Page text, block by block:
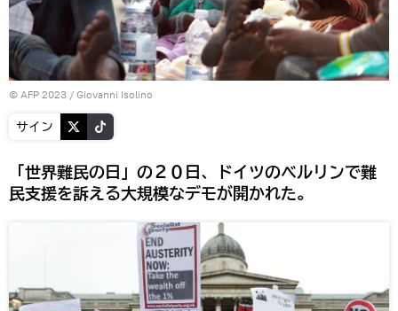
© AFP 2023 / Giovanni Isolino
サイン
「世界難民の日」の２０日、ドイツのベルリンで難
民支援を訴える大規模なデモが開かれた。